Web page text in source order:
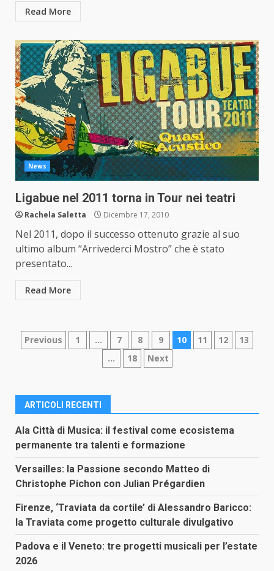
Read More
News
Ligabue nel 2011 torna in Tour nei teatri
Rachela Saletta Dicembre 17, 2010
Nel 2011, dopo il successo ottenuto grazie al suo
ultimo album “Arrivederci Mostro” che è stato
presentato...
Read More
Paginazione
articoli
Previous 1 … 7 8 9 10 11 12
13
…
18 Next
ARTICOLI RECENTI
Ala Città di Musica: il festival come ecosistema
permanente tra talenti e formazione
Versailles: la Passione secondo Matteo di
Christophe Pichon con Julian Prégardien
Firenze, ‘Traviata da cortile’ di Alessandro Baricco:
la Traviata come progetto culturale divulgativo
Padova e il Veneto: tre progetti musicali per l’estate
2026